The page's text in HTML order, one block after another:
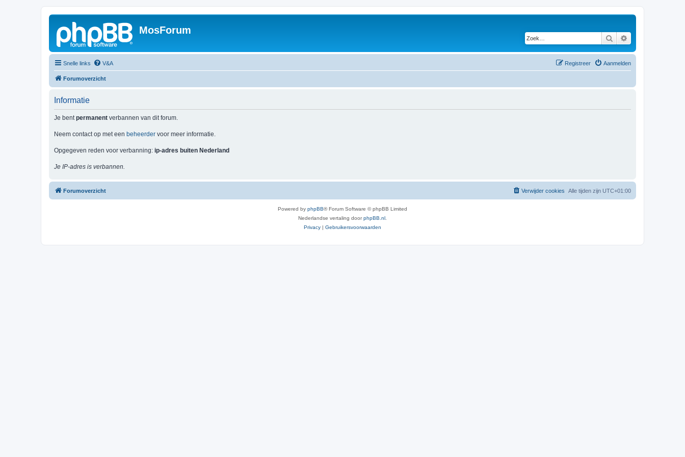
MosForum
Zoek
Snelle links V&A Aanmelden
Registreer
Forumoverzicht
Informatie
Je bentpermanent verbannen van dit forum.
Neem contact op met een beheerder voor meer informatie.
Opgegeven reden voor verbanning: ip-adres buiten Nederland
Je IP-adres is verbannen.
Forumoverzicht Alle tijden zijn UTC+01:00
Verwijder cookies
Powered by phpBB® Forum Software © phpBB Limited
Nederlandse vertaling doorphpBB.nl
Privacy | Gebruikersvoorwaarden